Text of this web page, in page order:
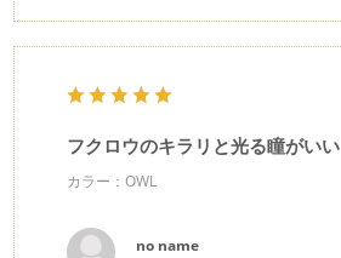
フクロウのキラリと光る瞳がいい
カラー：OWL
no name